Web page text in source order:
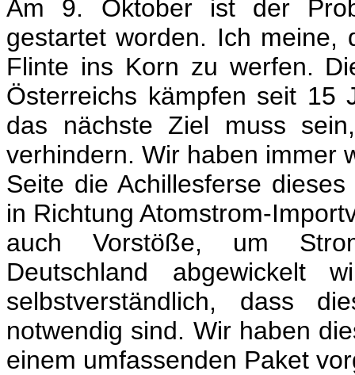
Am 9. Oktober ist der
gestartet worden. Ich meine,
Flinte ins Korn zu werfen.
Österreichs kämpfen seit 15
das nächste Ziel muss
verhindern. Wir haben immer
Seite die Achillesferse
in Richtung Atomstrom-
auch Vorstöße, um
Deutschland
selbstverständlich, dass
notwendig sind. Wir haben
einem umfassenden Paket